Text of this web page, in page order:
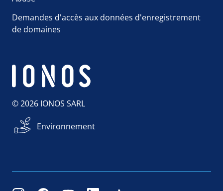
Demandes d'accès aux données d'enregistrement
de domaines
© 2026 IONOS SARL
Environnement